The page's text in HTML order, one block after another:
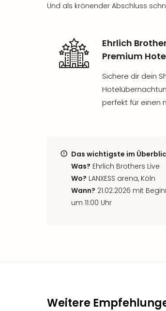
Und als krönender Abschluss
Ehrlich
Premium
Sichere dir dein
perfekt für einen
Das wichtigste im
Was? Ehrlich Brothers Live
Wo? LANXESS arena, Köln
Wann? 21.02.2026 mit
um 11:00 Uhr
Weitere